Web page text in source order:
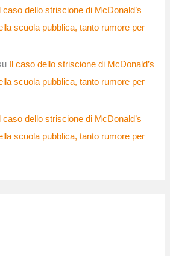
Il caso dello striscione di McDonald’s
scuola pubblica, tanto rumore per
Il caso dello striscione di McDonald’s
scuola pubblica, tanto rumore per
Il caso dello striscione di McDonald’s
scuola pubblica, tanto rumore per